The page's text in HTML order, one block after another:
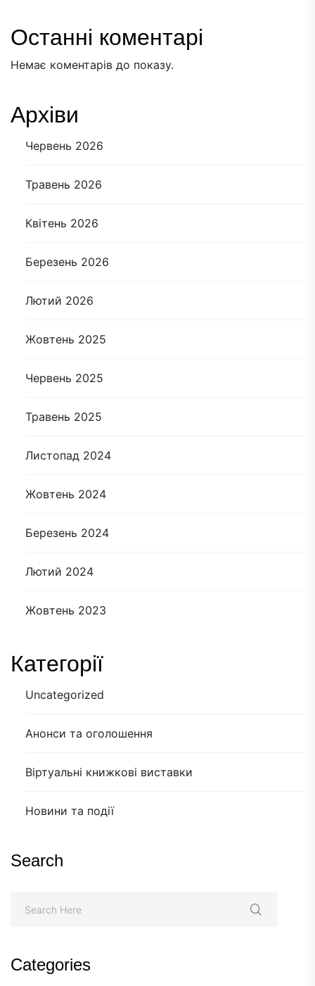
Останні коментарі
Немає коментарів до показу.
Архіви
Червень 2026
Травень 2026
Квітень 2026
Березень 2026
Лютий 2026
Жовтень 2025
Червень 2025
Травень 2025
Листопад 2024
Жовтень 2024
Березень 2024
Лютий 2024
Жовтень 2023
Категорії
Uncategorized
Анонси та оголошення
Віртуальні книжкові виставки
Новини та події
Search
Categories